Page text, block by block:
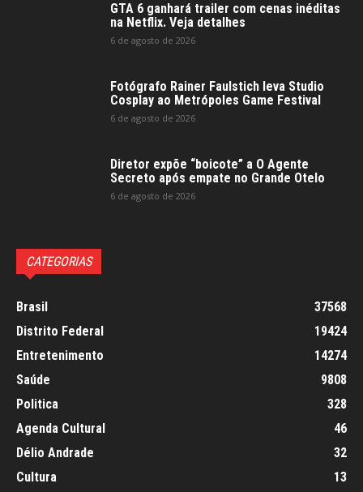
GTA 6 ganhará trailer com cenas inéditas
na Netflix. Veja detalhes
6 de agosto de 2026
Fotógrafo Rainer Faulstich leva Studio
Cosplay ao Metrópoles Game Festival
6 de agosto de 2026
Diretor expõe “boicote” a O Agente
Secreto após empate no Grande Otelo
6 de agosto de 2026
CATEGORIAS
Brasil
37568
Distrito Federal
19424
Entretenimento
14274
Saúde
9808
Politica
328
Agenda Cultural
46
Délio Andrade
32
Cultura
13